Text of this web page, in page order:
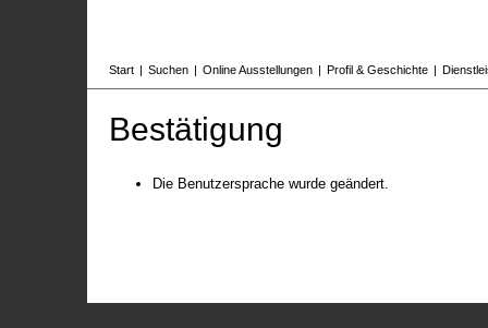
Start | Suchen | Online Ausstellungen | Profil & Geschichte |
Bestätigung
Die Benutzersprache wurde geändert.